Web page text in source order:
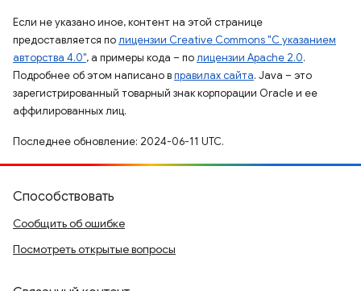
Если не указано иное, контент на этой странице
предоставляется полицензии Creative Commons "С указанием
авторства 4.0", а примеры кода – полицензии Apache 2.0.
Подробнее об этом написано вправилах сайта. Java – это
зарегистрированный товарный знак корпорации Oracle и ее
аффилированных лиц.
Последнее обновление: 2024-06-11 UTC.
Способствовать
Сообщить об ошибке
Посмотреть открытые вопросы